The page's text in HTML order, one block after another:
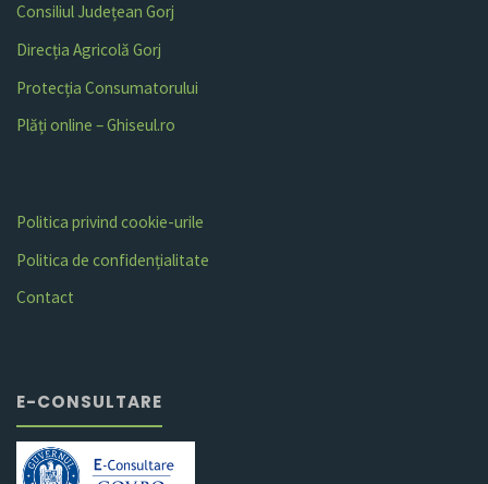
Consiliul Județean Gorj
Direcția Agricolă Gorj
Protecția Consumatorului
Plăți online – Ghiseul.ro
Politica privind cookie-urile
Politica de confidențialitate
Contact
E-CONSULTARE